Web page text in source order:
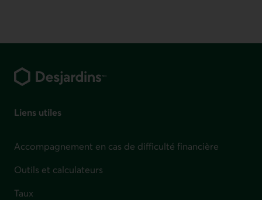
Liens utiles
Accompagnement en cas de difficulté financière
Outils et calculateurs
Taux